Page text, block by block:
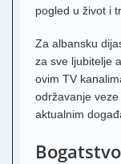
pogled u život i
Za albansku
za sve ljubitelje
ovim TV
održavanje
aktualnim